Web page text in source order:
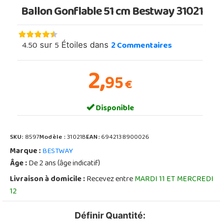
Ballon Gonflable 51 cm Bestway 31021
4.50 sur 5 Étoiles dans 2Commentaires
2,95€
Disponible
SKU:8597Modèle :31021BEAN:6942138900026
Marque :BESTWAY
Âge :De 2 ans (âge indicatif)
Livraison à domicile :Recevez entreMARDI 11 ET MERCREDI
12
Définir Quantité: